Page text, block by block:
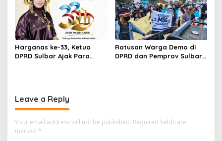
Harganas ke-33, Ketua
DPRD Sulbar Ajak Para
Ratusan Warga Demo di
DPRD dan Pemprov Sulbar,
Leave a Reply
Your email address will not be published. Required fields are
marked *